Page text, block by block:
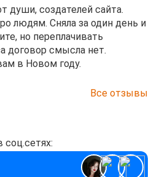
души, создателей сайта.
людям. Сняла за один день и
но переплачивать
договор смысла нет.
в Новом году.
Все отзывы
соц.сетях: